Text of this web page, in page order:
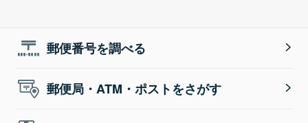
郵便番号を調べる
郵便局・ATM・ポストをさがす